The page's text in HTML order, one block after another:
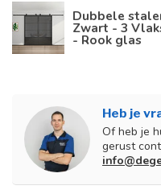
Dubbele
Zwart - 3
- Rook glas
Heb je
Of heb je
gerust